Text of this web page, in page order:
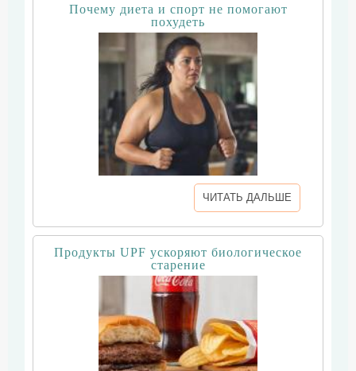
Почему диета и спорт не помогают
похудеть
ЧИТАТЬ ДАЛЬШЕ
Продукты UPF ускоряют биологическое
старение